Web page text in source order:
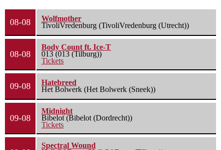
08-08
Wolfmother
TivoliVredenburg (TivoliVredenburg (Utrecht))
08-08
Body Count ft. Ice-T
013 (013 (Tilburg))
Tickets
09-08
Hatebreed
Het Bolwerk (Het Bolwerk (Sneek))
09-08
Midnight
Bibelot (Bibelot (Dordrecht))
Tickets
Spectral Wound